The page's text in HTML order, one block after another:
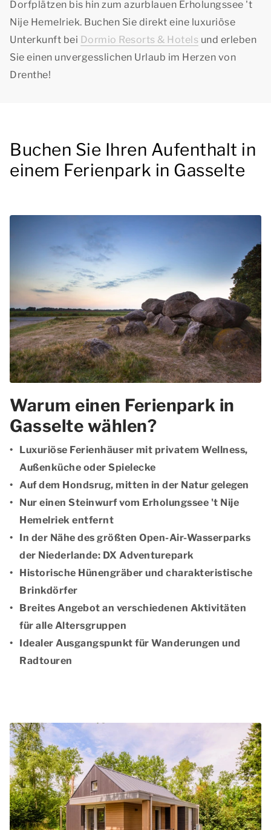
Dorfplätzen bis hin zum azurblauen Erholungssee 't
Nije Hemelriek. Buchen Sie direkt eine luxuriöse
Unterkunft bei Dormio Resorts & Hotels und erleben
Sie einen unvergesslichen Urlaub im Herzen von
Drenthe!
Buchen Sie Ihren Aufenthalt in
einem Ferienpark in Gasselte
Warum einen Ferienpark in
Gasselte wählen?
Luxuriöse Ferienhäuser mit privatem Wellness,
Außenküche oder Spielecke
Auf dem Hondsrug, mitten in der Natur gelegen
Nur einen Steinwurf vom Erholungssee 't Nije
Hemelriek entfernt
In der Nähe des größten Open-Air-Wasserparks
der Niederlande: DX Adventurepark
Historische Hünengräber und charakteristische
Brinkdörfer
Breites Angebot an verschiedenen Aktivitäten
für alle Altersgruppen
Idealer Ausgangspunkt für Wanderungen und
Radtouren